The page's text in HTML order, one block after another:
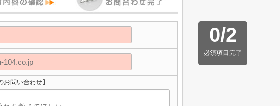
0/2
必須項目完了
お問い合わせ】